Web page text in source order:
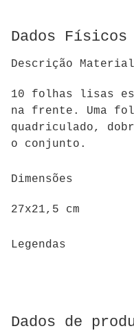
Dados Físicos
Descrição Material
10 folhas lisas
na frente. Uma
quadriculado,
o conjunto.
Dimensões
27x21,5 cm
Legendas
Dados de